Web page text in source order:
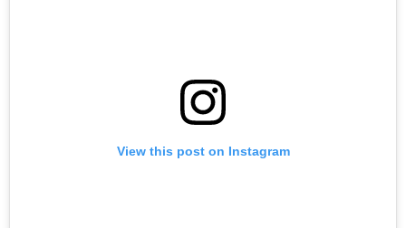
View this post on Instagram